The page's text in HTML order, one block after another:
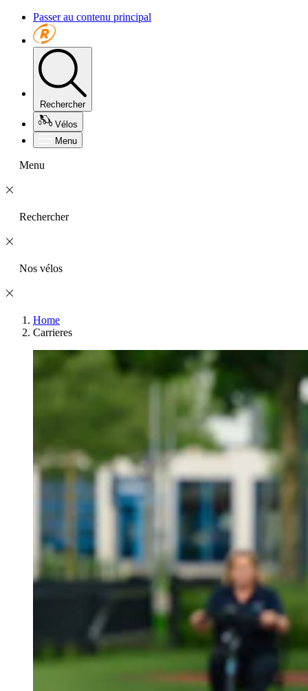
Passer au contenu principal
Rechercher
Vélos
Menu
Menu
Rechercher
Nos vélos
Home
Carrieres